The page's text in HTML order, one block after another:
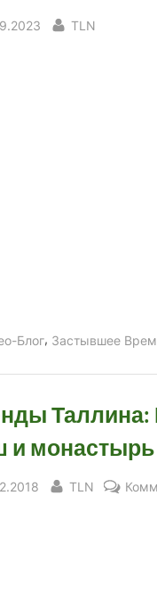
By
TLN
Блог, Застывшее
и
By
TLN